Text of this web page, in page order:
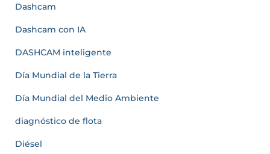
Dashcam
Dashcam con IA
DASHCAM inteligente
Día Mundial de la Tierra
Día Mundial del Medio Ambiente
diagnóstico de flota
Diésel